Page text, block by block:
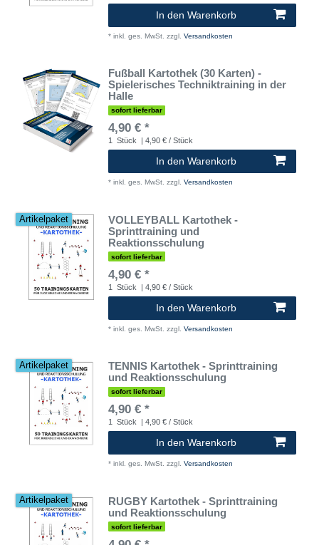
In den Warenkorb
* inkl. ges. MwSt. zzgl. Versandkosten
Fußball Kartothek (30 Karten) -
Spielerisches Techniktraining in der
Halle
sofort lieferbar
4,90 € *
1 Stück | 4,90 € / Stück
In den Warenkorb
* inkl. ges. MwSt. zzgl. Versandkosten
Artikelpaket
VOLLEYBALL Kartothek -
Sprinttraining und
Reaktionsschulung
sofort lieferbar
4,90 € *
1 Stück | 4,90 € / Stück
In den Warenkorb
* inkl. ges. MwSt. zzgl. Versandkosten
Artikelpaket
TENNIS Kartothek - Sprinttraining
und Reaktionsschulung
sofort lieferbar
4,90 € *
1 Stück | 4,90 € / Stück
In den Warenkorb
* inkl. ges. MwSt. zzgl. Versandkosten
Artikelpaket
RUGBY Kartothek - Sprinttraining
und Reaktionsschulung
sofort lieferbar